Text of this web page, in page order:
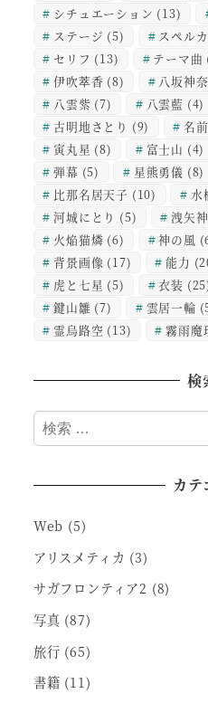
シチュエーション (13)
ステージ (5) スペル
セリフ (13) テーマ曲
伊吹萃香 (8) 八坂神
八雲紫 (7) 八雲藍 (4)
古明地さとり (9) 名前
寅丸星 (8) 富士山 (4)
弾幕 (5) 星熊勇儀 (8)
比那名居天子 (10) 水
河城にとり (5) 洩矢神
火焔猫燐 (6) 神の風
背景画像 (17) 能力
虎と七星 (5) 衣装
鍵山雛 (7) 雲居一輪
霊烏路空 (13) 霧雨魔
検
検
索
カテ
Web (5)
アリスメティカ (3)
サガフロンティア2 (8)
写真 (87)
旅行 (65)
書籍 (11)